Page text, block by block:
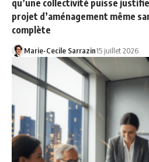
qu’une collectivité puisse
projet d’aménagement même
complète
Marie-Cecile Sarrazin15 juillet 2026